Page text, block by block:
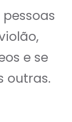
e se
outras.